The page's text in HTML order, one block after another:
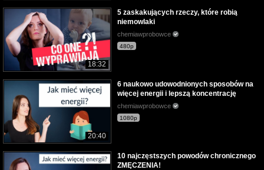
18:32
5 zaskakujących rzeczy, które robią
niemowlaki
chemiawprobowce
480p
20:40
6 naukowo udowodnionych sposobów na
więcej energii i lepszą koncentrację
chemiawprobowce
1080p
10 najczęstszych powodów chronicznego
ZMĘCZENIA!